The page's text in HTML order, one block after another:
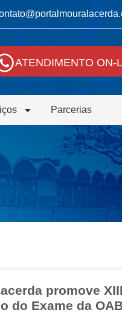
ATENDIMENTO ON-
Parcerias
promove XIII
do Exame da